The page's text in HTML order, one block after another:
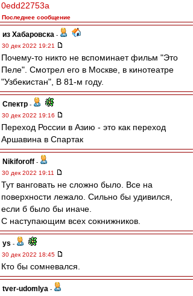
0edd22753a
Последнее сообщение
из Хабаровска -
30 дек 2022 19:21
Почему-то никто не вспоминает фильм "Это
Пеле". Смотрел его в Москве, в кинотеатре
"Узбекистан", В 81-м году.
Спектр -
30 дек 2022 19:16
Переход России в Азию - это как переход
Аршавина в Спартак
Nikiforoff -
30 дек 2022 19:11
Тут ванговать не сложно было. Все на
поверхности лежало. Сильно бы удивился,
если б было бы иначе.
С наступающим всех сокнижников.
ys -
30 дек 2022 18:45
Кто бы сомневался.
tver-udomlya -